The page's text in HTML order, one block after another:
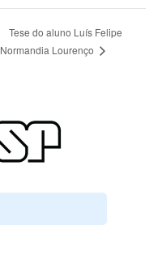
Tese do aluno Luís Felipe
Normandia Lourenço